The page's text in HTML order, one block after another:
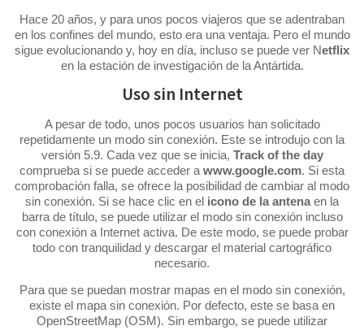
Hace 20 años, y para unos pocos viajeros que se adentraban
en los confines del mundo, esto era una ventaja. Pero el mundo
sigue evolucionando y, hoy en día, incluso se puede ver Netflix
en la estación de investigación de la Antártida.
Uso sin Internet
A pesar de todo, unos pocos usuarios han solicitado
repetidamente un modo sin conexión. Este se introdujo con la
versión 5.9. Cada vez que se inicia, Track of the day
comprueba si se puede acceder a www.google.com. Si esta
comprobación falla, se ofrece la posibilidad de cambiar al modo
sin conexión. Si se hace clic en el icono de la antena en la
barra de título, se puede utilizar el modo sin conexión incluso
con conexión a Internet activa. De este modo, se puede probar
todo con tranquilidad y descargar el material cartográfico
necesario.
Para que se puedan mostrar mapas en el modo sin conexión,
existe el mapa sin conexión. Por defecto, este se basa en
OpenStreetMap (OSM). Sin embargo, se puede utilizar